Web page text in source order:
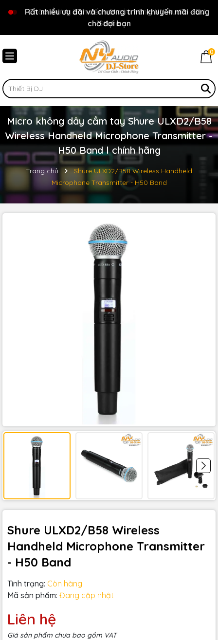
Chào mừng bạn đến với cửa hàng NY Audio - DJ
Store
Rất nhiều ưu đãi và chương trình khuyến mãi đang
chờ đợi bạn
0
Micro không dây cầm tay Shure ULXD2/B58
Wireless Handheld Microphone Transmitter -
H50 Band l chính hãng
Trang chủ
Shure ULXD2/B58 Wireless Handheld
Microphone Transmitter - H50 Band
Shure ULXD2/B58 Wireless
Handheld Microphone Transmitter
- H50 Band
Tình trạng: Còn hàng
Mã sản phẩm: Đang cập nhật
Liên hệ
Giá sản phẩm chưa bao gồm VAT